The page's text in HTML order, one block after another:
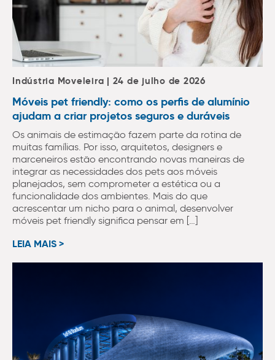
Indústria Moveleira | 24 de julho de 2026
Móveis pet friendly: como os perfis de alumínio
ajudam a criar projetos seguros e duráveis
Os animais de estimação fazem parte da rotina de
muitas famílias. Por isso, arquitetos, designers e
marceneiros estão encontrando novas maneiras de
integrar as necessidades dos pets aos móveis
planejados, sem comprometer a estética ou a
funcionalidade dos ambientes. Mais do que
acrescentar um nicho para o animal, desenvolver
móveis pet friendly significa pensar em […]
LEIA MAIS >